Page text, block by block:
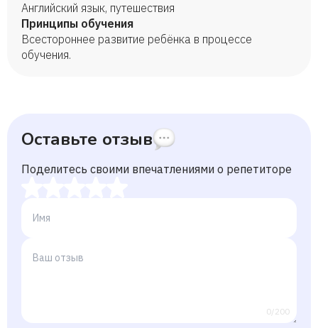
Английский язык, путешествия
Принципы обучения
Всестороннее развитие ребёнка в процессе
обучения.
Оставьте отзыв
Поделитесь своими впечатлениями о репетиторе
0/200